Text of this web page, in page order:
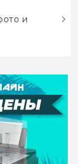
и